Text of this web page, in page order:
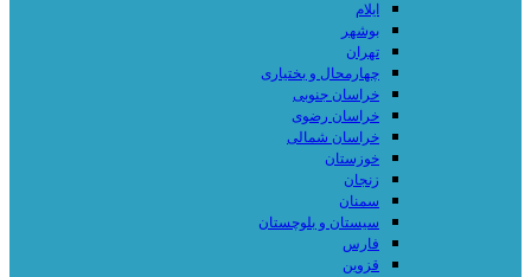
ایلام
بوشهر
تهران
چهارمحال و بختیاری
خراسان جنوبی
خراسان رضوی
خراسان شمالی
خوزستان
زنجان
سمنان
سیستان و بلوچستان
فارس
قزوین